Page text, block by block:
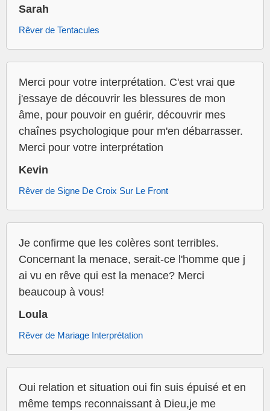
Sarah
Rêver de Tentacules
Merci pour votre interprétation. C'est vrai que
j'essaye de découvrir les blessures de mon
âme, pour pouvoir en guérir, découvrir mes
chaînes psychologique pour m'en débarrasser.
Merci pour votre interprétation
Kevin
Rêver de Signe De Croix Sur Le Front
Je confirme que les colères sont terribles.
Concernant la menace, serait-ce l'homme que j
ai vu en rêve qui est la menace? Merci
beaucoup à vous!
Loula
Rêver de Mariage Interprétation
Oui relation et situation oui fin suis épuisé et en
même temps reconnaissant à Dieu,je me